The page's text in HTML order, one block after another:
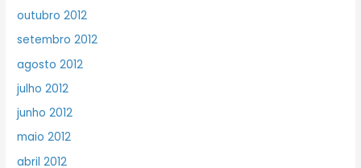
outubro 2012
setembro 2012
agosto 2012
julho 2012
junho 2012
maio 2012
abril 2012